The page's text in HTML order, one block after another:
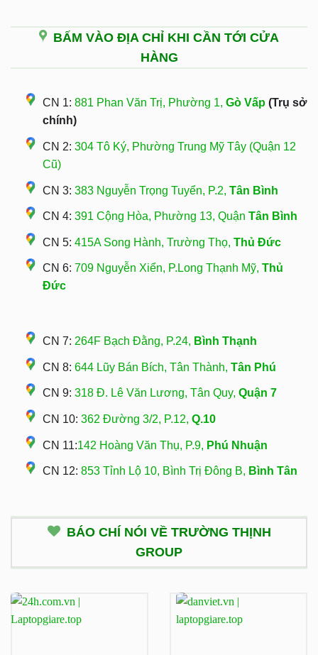
BẤM VÀO ĐỊA CHỈ KHI CẦN TỚI CỬA
HÀNG
CN 1: 881 Phan Văn Trị, Phường 1, Gò Vấp (Trụ sở
chính)
CN 2: 304 Tô Ký, Phường Trung Mỹ Tây (Quận 12
Cũ)
CN 3: 383 Nguyễn Trọng Tuyển, P.2, Tân Bình
CN 4: 391 Cộng Hòa, Phường 13, Quận Tân Bình
CN 5: 415A Song Hành, Trường Thọ, Thủ Đức
CN 6: 709 Nguyễn Xiển, P.Long Thạnh Mỹ, Thủ
Đức
CN 7: 264F Bạch Đằng, P.24, Bình Thạnh
CN 8: 644 Lũy Bán Bích, Tân Thành, Tân Phú
CN 9: 318 Đ. Lê Văn Lương, Tân Quy, Quận 7
CN 10: 362 Đường 3/2, P.12, Q.10
CN 11:142 Hoàng Văn Thụ, P.9, Phú Nhuận
CN 12: 853 Tỉnh Lộ 10, Bình Trị Đông B, Bình Tân
BÁO CHÍ NÓI VỀ TRƯỜNG THỊNH
GROUP